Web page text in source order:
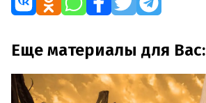
Еще материалы для Вас: